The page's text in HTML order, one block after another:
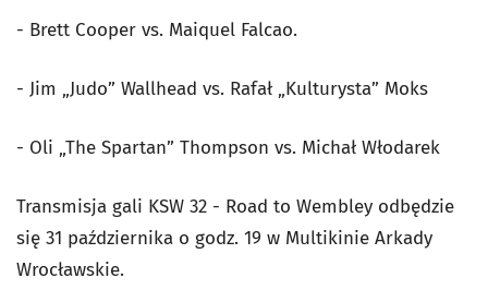
- Brett Cooper vs. Maiquel Falcao.
- Jim „Judo” Wallhead vs. Rafał „Kulturysta” Moks
- Oli „The Spartan” Thompson vs. Michał Włodarek
Transmisja gali KSW 32 - Road to Wembley odbędzie
się 31 października o godz. 19 w Multikinie Arkady
Wrocławskie.